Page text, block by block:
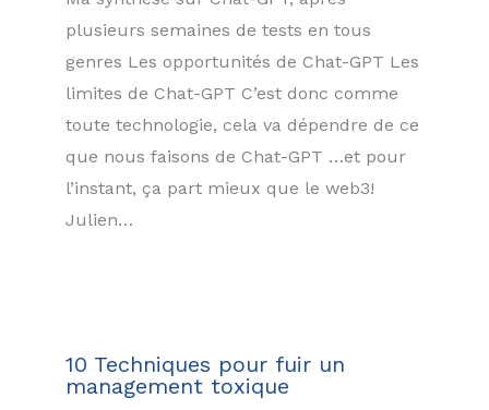
plusieurs semaines de tests en tous
genres Les opportunités de Chat-GPT Les
limites de Chat-GPT C’est donc comme
toute technologie, cela va dépendre de ce
que nous faisons de Chat-GPT …et pour
l’instant, ça part mieux que le web3!
Julien…
10 Techniques pour fuir un
management toxique